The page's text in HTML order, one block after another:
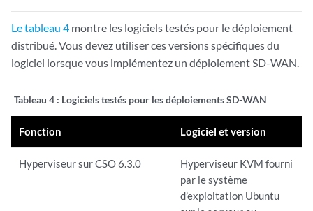
Le tableau 4 montre les logiciels testés pour le déploiement
distribué. Vous devez utiliser ces versions spécifiques du
logiciel lorsque vous implémentez un déploiement SD-WAN.
Tableau 4 : Logiciels testés pour les déploiements SD-WAN
Fonction Logiciel et version
Hyperviseur sur CSO 6.3.0
Hyperviseur KVM fourni
par le système
d’exploitation Ubuntu